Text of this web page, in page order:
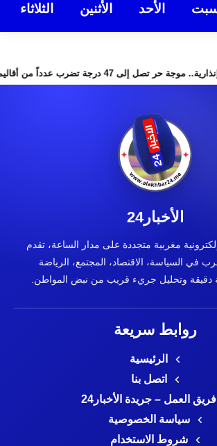
الأحد الأثنين الثلاثاء
نشرة إنذارية.. موجة حر تصل إلى 47 درجة تضرب عدداً من أقاليم المغرب
الأخبار24
مغربية متجددة على مدار الساعة، تقدم
في السياسة، الاقتصاد، المجتمع، الرياضة
دقيقة وتحليل جريء قريب من نبض المواطن.
روابط سريعة
الرئيسية
اتصل بنا
فريق العمل – جريدة الأخبار24
سياسة الخصوصية
شروط الاستخدام